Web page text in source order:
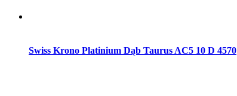
Swiss Krono Platinium Dąb Taurus AC5 10 D 4570